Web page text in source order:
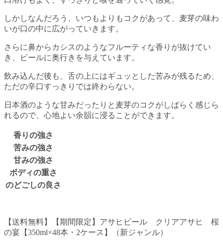
しかしなんだろう、いつもよりもコクがあって、麦芽の味わ
いが口の中に広がっていきます。
さらに鼻からカシスのようなフルーティな香りが抜けてい
き、ビールに奥行きを与えています。
飲み込んだ後も、舌の上にはギュッとした苦みが残るため、
ただの辛口すっきりでは終わらない。
日本酒のような甘みだったりと麦芽のコクがしばらく感じら
れるので、心地よい余韻に浸ることができます。
香りの強さ
苦みの強さ
甘みの強さ
ボディの重さ
のどごしの良さ
【送料無料】【期間限定】アサヒビール クリアアサヒ 桜
の宴【350ml×48本・2ケース】（新ジャンル）